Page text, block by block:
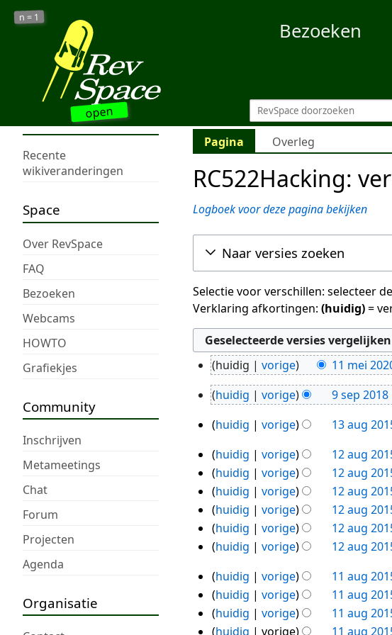
open
n = 1
Bezoeken
Recente
wikiveranderingen
Space
Over RevSpace
FAQ
Bezoeken
Webcams
HOWTO
Grafiekjes
Community
Inschrijven
Metameetings
Chat
Forum
Projecten
Agenda
Organisatie
Pagina Overleg
RC522Hacking:
Logboek voor deze pagina bekijken
Naar versies zoeken
Selectie voor verschillen: selecteer
Verklaring afkortingen: (huidig)=
11
mei
2020
huidig vorige 11 mei
G
e
n
b
e
w
e
r
k
i
n
g
s
s
9
sep
huidig vorige 9 sep 2018
e
n
b
e
w
e
r
i
n
g
13
aug
2015
huidig vorige 13 aug
12
aug
2015
huidig vorige 12 aug
huidig
vorige 12 aug
huidig
vorige 12 aug
G
e
e
b
e
w
e
huidig vorige 12 aug
huidig
vorige 12 aug
G
e
n
b
e
huidig vorige 12 aug
11
aug
2015
huidig vorige 11 aug
G
e
e
huidig vorige 11 aug
G
e
huidig vorige 11 aug
huidig
vorige 11 aug